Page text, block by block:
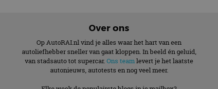
Over ons
Op AutoRAI.nl vind je alles waar het hart van een
autoliefhebber sneller van gaat kloppen. In beeld én geluid,
van stadsauto tot supercar. Ons teamlevert je het laatste
autonieuws, autotests en nog veel meer.